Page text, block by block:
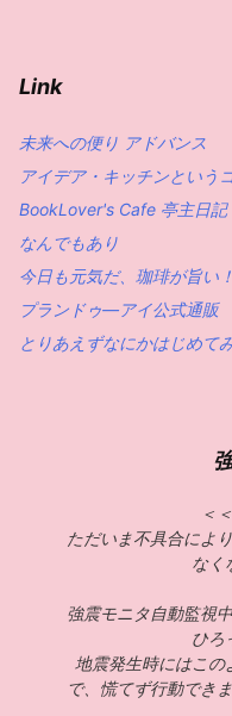
Link
未来への便り アドバンス
アイデア・キッチンという
BookLover's Cafe 亭主日記
なんでもあり
今日も元気だ、珈琲が旨い
プランドゥ―アイ公式通販
とりあえずなにかはじめて
＜
ただいま不具合によ
なく
強震モニタ自動監視
ひろ
地震発生時にはこの
で、慌てず行動でき